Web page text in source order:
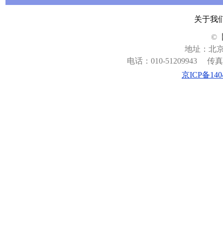
关于我
©
地址：北
电话：010-51209943
传
京ICP备